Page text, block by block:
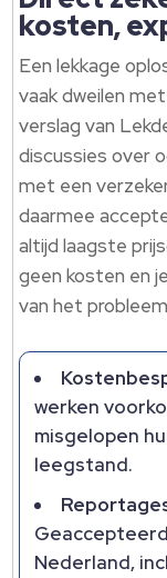
kosten,
Een lekkage
vaak dweilen
verslag van
discussies over
met een
daarmee
altijd laagste
geen kosten en
van het
werken
misgelopen
leegstand.
Nederland,